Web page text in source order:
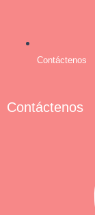
Contáctenos
Contáctenos